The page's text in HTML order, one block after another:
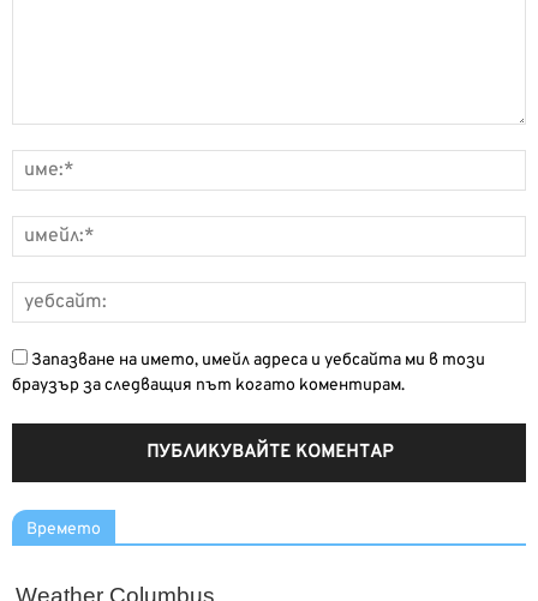
Запазване на името, имейл адреса и уебсайта ми в този
браузър за следващия път когато коментирам.
Времето